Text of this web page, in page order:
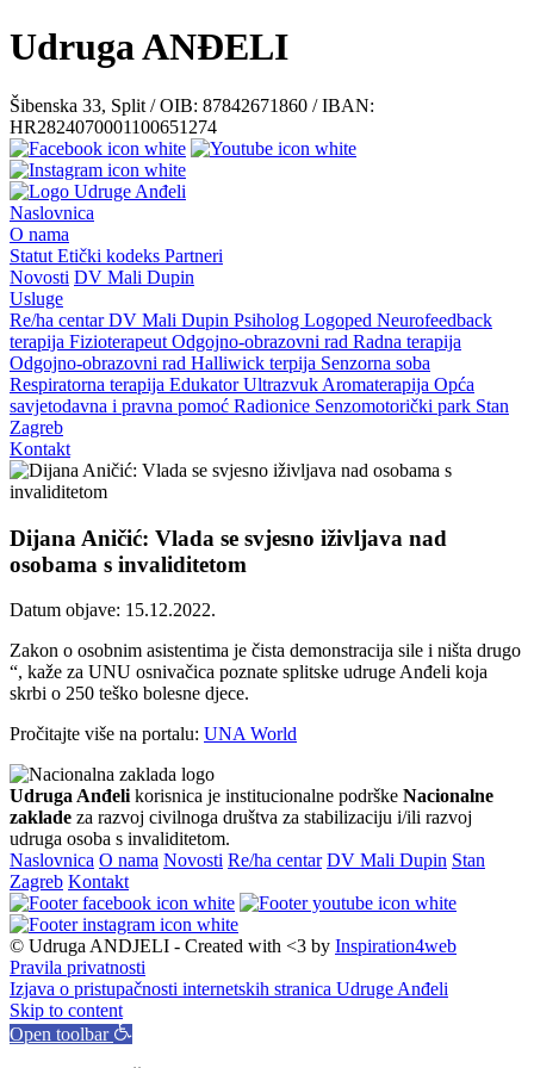
Udruga ANĐELI
Šibenska 33, Split / OIB: 87842671860 / IBAN:
HR2824070001100651274
Naslovnica
O nama
Statut Etički kodeks Partneri
Novosti DV Mali Dupin
Usluge
Re/ha centarDV Mali Dupin Psiholog Logoped Neurofeedback
terapija Fizioterapeut Odgojno-obrazovni rad Radna terapija
Odgojno-obrazovni rad Halliwick terpija Senzorna soba
Respiratorna terapija EdukatorUltrazvuk Aromaterapija Opća
savjetodavna i pravna pomoć Radionice Senzomotorički park Stan
Zagreb
Kontakt
Dijana Aničić: Vlada se svjesno iživljava nad
osobama s invaliditetom
Datum objave: 15.12.2022.
Zakon o osobnim asistentima je čista demonstracija sile i ništa drugo
“, kaže za UNU osnivačica poznate splitske udruge Anđeli koja
skrbi o 250 teško bolesne djece.
Pročitajte više na portalu: UNA World
Udruga Anđeli korisnica je institucionalne podrške Nacionalne
zaklade za razvoj civilnoga društva za stabilizaciju i/ili razvoj
udruga osoba s invaliditetom.
Naslovnica O nama Novosti Re/ha centar DV Mali Dupin Stan
Zagreb Kontakt
© Udruga ANDJELI - Created with <3 by Inspiration4web
Pravila privatnosti
Izjava o pristupačnosti internetskih stranica Udruge Anđeli
Skip to content
Open toolbar